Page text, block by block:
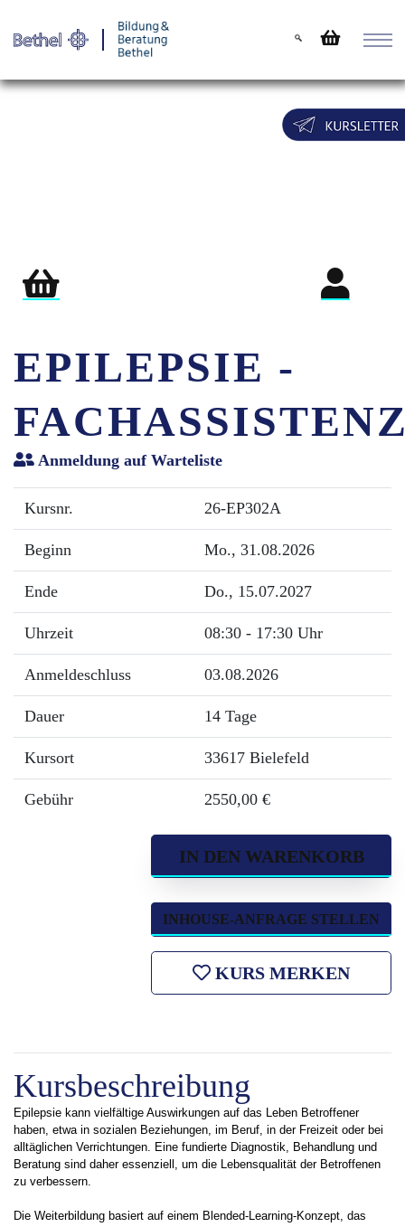
EPILEPSIE -
Anmeldung auf Warteliste
Kursnr. 26-EP302A
Beginn Mo., 31.08.2026
Ende Do., 15.07.2027
Uhrzeit 08:30 - 17:30 Uhr
Anmeldeschluss 03.08.2026
Dauer 14 Tage
Kursort 33617 Bielefeld
Gebühr 2550,00 €
IN DEN WARENKORB
INHOUSE-ANFRAGE STELLEN
KURS MERKEN
Kursbeschreibung
Epilepsie kann vielfältige Auswirkungen auf das Leben Betroffener
haben, etwa in sozialen Beziehungen, im Beruf, in der Freizeit oder bei
alltäglichen Verrichtungen. Eine fundierte Diagnostik, Behandlung und
Beratung sind daher essenziell, um die Lebensqualität der Betroffenen
zu verbessern.
Die Weiterbildung basiert auf einem Blended-Learning-Konzept, das